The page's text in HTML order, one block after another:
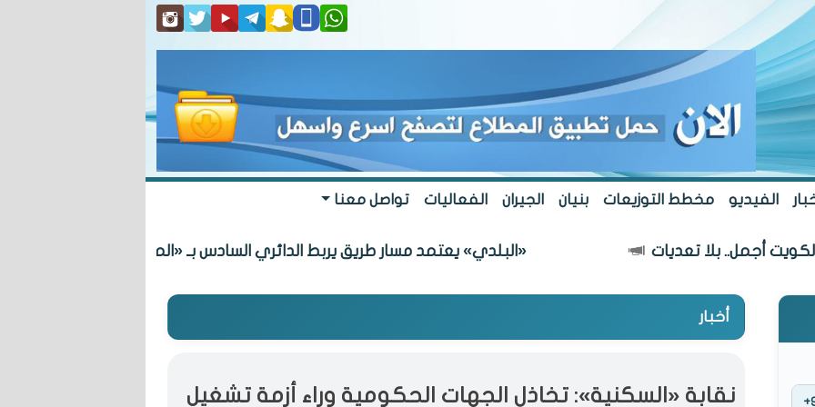
الفيديو مخطط التوزيعات بنيان الجيران الفعاليات تواصل معنا
بلا تعديات «البلدي» يعتمد مسار طريق يربط الدائري السادس بـ «المطلاع» السكنية
أخبار
نقابة «السكنية»: تخاذل الجهات الحكومية وراء أزمة تشغيل